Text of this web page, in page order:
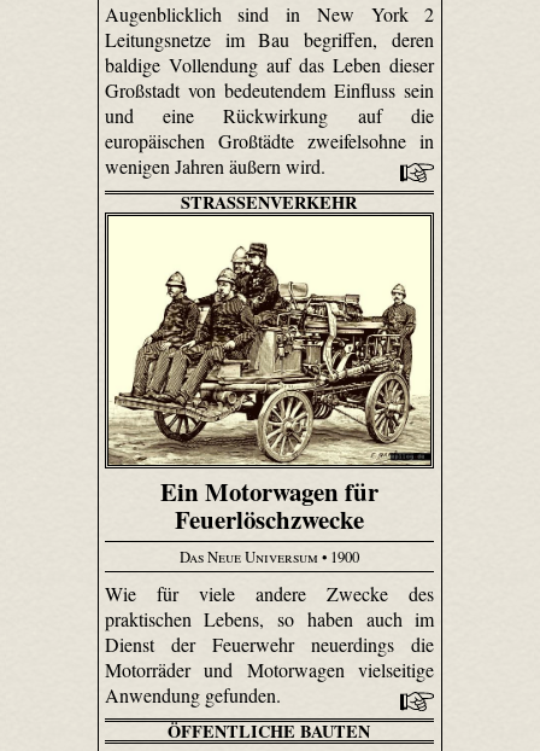
Augenblicklich sind in New York 2
Leitungsnetze im Bau begriffen, deren
baldige Vollendung auf das Leben dieser
Großstadt von bedeutendem Einfluss sein
und eine Rückwirkung auf die
europäischen Großtädte zweifelsohne in
wenigen Jahren äußern wird.
STRASSENVERKEHR
Ein Motorwagen für
Feuerlöschzwecke
Das Neue Universum • 1900
Wie für viele andere Zwecke des
praktischen Lebens, so haben auch im
Dienst der Feuerwehr neuerdings die
Motorräder und Motorwagen vielseitige
Anwendung gefunden.
ÖFFENTLICHE BAUTEN